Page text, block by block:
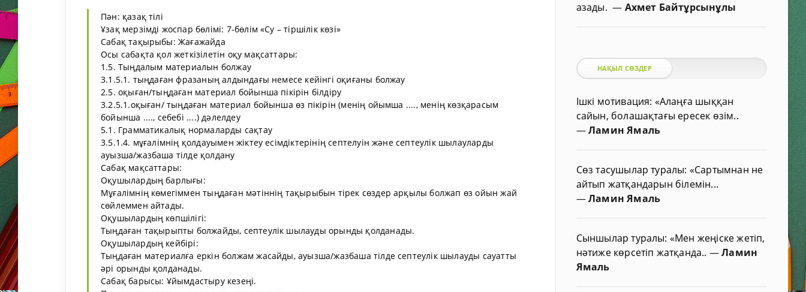
Пән: қазақ тілі
Ұзақ мерзімді жоспар бөлімі: 7-бөлім «Су – тіршілік көзі»
Сабақ тақырыбы: Жағажайда
Осы сабақта қол жеткізілетін оқу мақсаттары:
1.5. Тыңдалым материалын болжау
3.1.5.1. тыңдаған фразаның алдындағы немесе кейінгі оқиғаны болжау
2.5. оқыған/тыңдаған материал бойынша пікірін білдіру
3.2.5.1.оқыған/ тыңдаған материал бойынша өз пікірін (менің ойымша ...., менің көзқарасым
бойынша ...., себебі ....) дәлелдеу
5.1. Грамматикалық нормаларды сақтау
3.5.1.4. мұғалімнің қолдауымен жіктеу есімдіктерінің септелуін және септеулік шылауларды
ауызша/жазбаша тілде қолдану
Сабақ мақсаттары:
Оқушылардың барлығы:
Мұғалімнің көмегіммен тыңдаған мәтіннің тақырыбын тірек сөздер арқылы болжап өз ойын жай
сөйлеммен айтады.
Оқушылардың көпшілігі:
Тыңдаған тақырыпты болжайды, септеулік шылауды орынды қолданады.
Оқушылардың кейбірі:
Тыңдаған материалға еркін болжам жасайды, ауызша/жазбаша тілде септеулік шылауды сауатты
әрі орынды қолданады.
Сабақ барысы: Ұйымдастыру кезеңі.
азады.— Ахмет Байтұрсынұлы
НАҚЫЛ СӨЗДЕР
Ішкі мотивация: «Алаңға шыққан
сайын, болашақтағы ересек өзім..
—Ламин Ямаль
Сөз тасушылар туралы: «Сартымнан не
айтып жатқандарын білемін...
—Ламин Ямаль
Сыншылар туралы: «Мен жеңіске жетіп,
нәтиже көрсетіп жатқанда.. —Ламин
Ямаль